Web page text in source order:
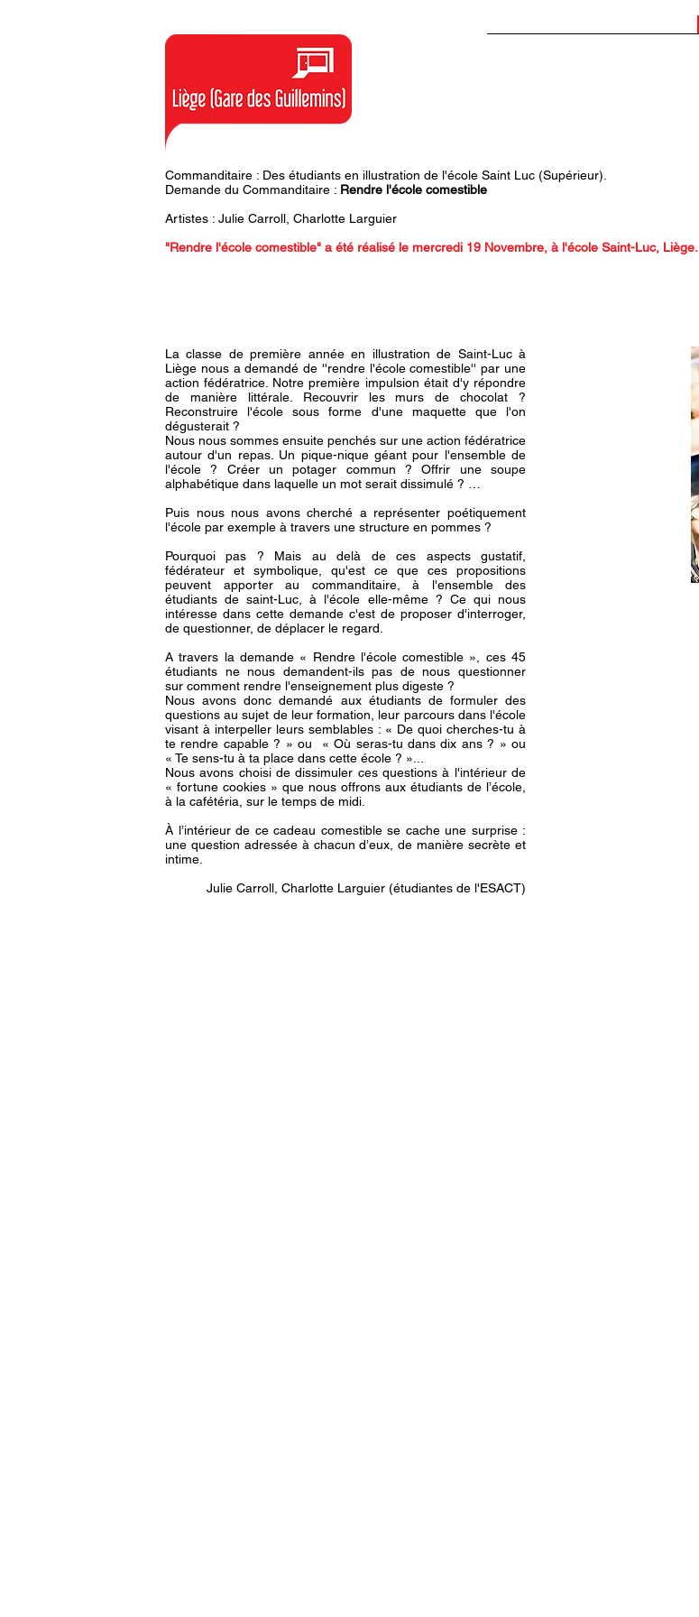
Commanditaire : Des étudiants en illustration de l'école Saint Luc (Supérieur).
Demande du Commanditaire : Rendre l'école comestible
Artistes : Julie Carroll, Charlotte Larguier
"Rendre l'école comestible" a été réalisé le mercredi 19 Novembre, à l'école Saint-Luc, Liège.
La classe de première année en illustration de Saint-Luc à
Liège nous a demandé de ''rendre l'école comestible'' par une
action fédératrice. Notre première impulsion était d'y répondre
de manière littérale. Recouvrir les murs de chocolat ?
Reconstruire l'école sous forme d'une maquette que l'on
dégusterait ?
Nous nous sommes ensuite penchés sur une action fédératrice
autour d'un repas. Un pique-nique géant pour l'ensemble de
l'école ? Créer un potager commun ? Offrir une soupe
alphabétique dans laquelle un mot serait dissimulé ? …
Puis nous nous avons cherché a représenter poétiquement
l'école par exemple à travers une structure en pommes ?
Pourquoi pas ? Mais au delà de ces aspects gustatif,
fédérateur et symbolique, qu'est ce que ces propositions
peuvent apporter au commanditaire, à l'ensemble des
étudiants de saint-Luc, à l'école elle-même ? Ce qui nous
intéresse dans cette demande c'est de proposer d'interroger,
de questionner, de déplacer le regard.
A travers la demande « Rendre l'école comestible », ces 45
étudiants ne nous demandent-ils pas de nous questionner
sur comment rendre l'enseignement plus digeste ?
Nous avons donc demandé aux étudiants de formuler des
questions au sujet de leur formation, leur parcours dans l'école
visant à interpeller leurs semblables : « De quoi cherches-tu à
te rendre capable ? » ou « Où seras-tu dans dix ans ? » ou
« Te sens-tu à ta place dans cette école ? »...
Nous avons choisi de dissimuler ces questions à l'intérieur de
« fortune cookies » que nous offrons aux étudiants de l’école,
à la cafétéria, sur le temps de midi.
À l’intérieur de ce cadeau comestible se cache une surprise :
une question adressée à chacun d’eux, de manière secrète et
intime.
Julie Carroll, Charlotte Larguier (étudiantes de l'ESACT)